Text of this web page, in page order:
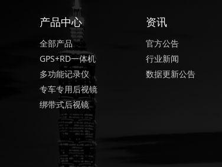
产品中心
全部产品
GPS+RD一体机
多功能记录仪
专车专用后视镜
绑带式后视镜
资讯
官方公告
行业新闻
数据更新公告